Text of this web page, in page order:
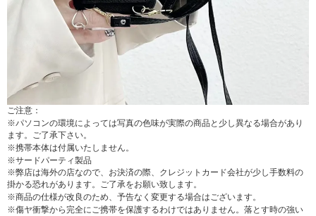
ご注意：
※パソコンの環境によっては写真の色味が実際の商品と少し異なる場合があり
ます。ご了承下さい。
※携帯本体は付属いたしません。
※サードパーティ製品
※弊店は海外の店なので、お決済の際、クレジットカード会社が少し手数料の
掛かる恐れがあります。ご了承をお願い致します。
※商品の仕様が改良のため、予告なく変更する場合はございます。
※傷ヤ衝撃から完全にご携帯を保護するわけではありません。落とす時の強い